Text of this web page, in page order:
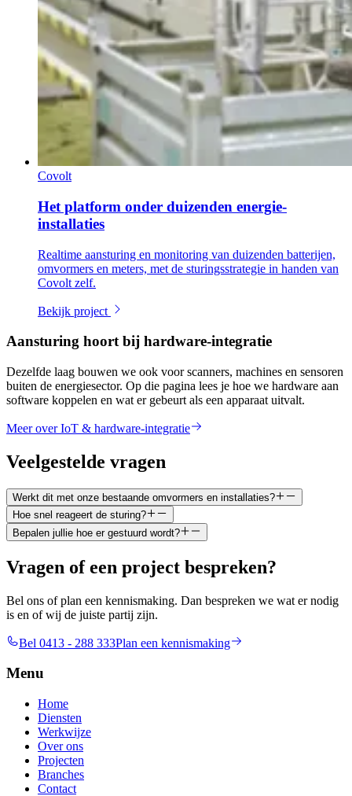
Covolt
Het platform onder duizenden energie-
installaties
Realtime aansturing en monitoring van duizenden batterijen,
omvormers en meters, met de sturingsstrategie in handen van
Covolt zelf.
Bekijk project
Aansturing hoort bij hardware-integratie
Dezelfde laag bouwen we ook voor scanners, machines en sensoren
buiten de energiesector. Op die pagina lees je hoe we hardware aan
software koppelen en wat er gebeurt als een apparaat uitvalt.
Meer over IoT & hardware-integratie
Veelgestelde vragen
Werkt dit met onze bestaande omvormers en installaties?
Hoe snel reageert de sturing?
Bepalen jullie hoe er gestuurd wordt?
Vragen of een project bespreken?
Bel ons of plan een kennismaking. Dan bespreken we wat er nodig
is en of wij de juiste partij zijn.
Bel 0413 - 288 333Plan een kennismaking
Menu
Home
Diensten
Werkwijze
Over ons
Projecten
Branches
Contact